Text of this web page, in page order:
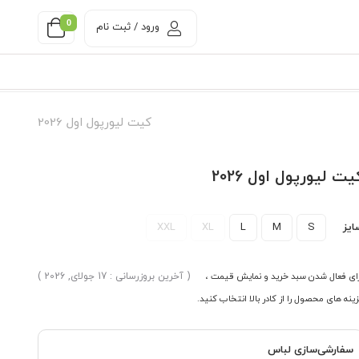
0 ورود / ثبت نام
کیت لیورپول اول 2026
لیورپول اول 2026
S
M
L
XL
XXL
( آخرین بروزرسانی : 17 جولای, 2026 )
فعال شدن سبد خرید و نمایش قیمت ،
های محصول را از کادر بالا انتخاب کنید.
سفارشی‌سازی لباس